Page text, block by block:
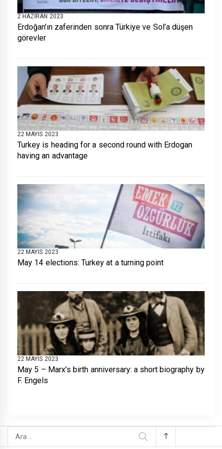
2 HAZIRAN 2023
Erdoğan’ın zaferinden sonra Türkiye ve Sol’a düşen
görevler
22 MAYIS 2023
Turkey is heading for a second round with Erdogan
having an advantage
22 MAYIS 2023
May 14 elections: Turkey at a turning point
22 MAYIS 2023
May 5 – Marx’s birth anniversary: a short biography by
F. Engels
Arama: